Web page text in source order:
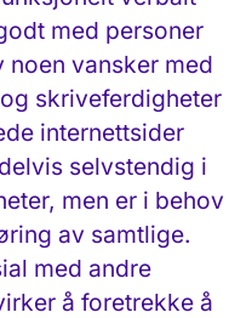
med personer
noen vansker med
skriveferdigheter
internettsider
selvstendig i
men er i behov
av samtlige.
med andre
å foretrekke å